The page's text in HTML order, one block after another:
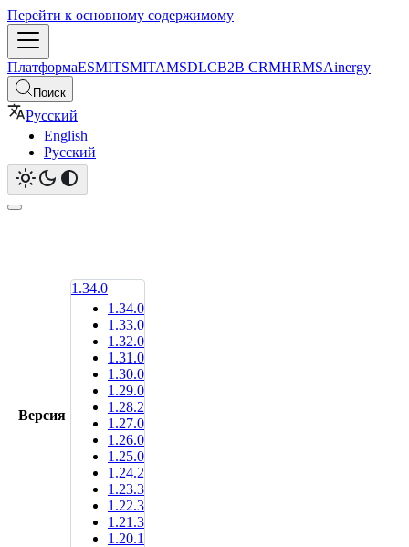
Перейти к основному содержимому
ПлатформаESMITSMITAMSDLCB2B CRMHRMSAinergy
Поиск
Русский
English
Русский
Версия
1.34.0
1.34.0
1.33.0
1.32.0
1.31.0
1.30.0
1.29.0
1.28.2
1.27.0
1.26.0
1.25.0
1.24.2
1.23.3
1.22.3
1.21.3
1.20.1